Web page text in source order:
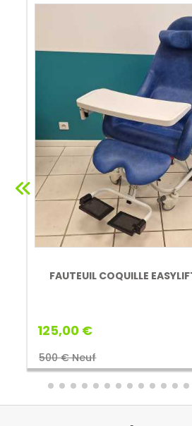
FAUTEUIL COQUILLE
125,00 €
500 € Neuf